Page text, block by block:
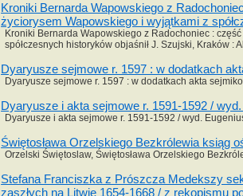
Kroniki Bernarda Wapowskiego z
życiorysem Wapowskiego i wyjątkami z
Kroniki Bernarda Wapowskiego z Radochoniec :
spółczesnych historyków objaśnił J. Szujski, Kraków :
Dyaryusze sejmowe r. 1597 : w dodatkach
Dyaryusze sejmowe r. 1597 : w dodatkach akta
Dyaryusze i akta sejmowe r. 1591-1592 /
Dyaryusze i akta sejmowe r. 1591-1592 / wyd.
Świętosława Orzelskiego Bezkrólewia ksiąg
Orzelski Świętoslaw, Świętosława Orzelskiego
Stefana Franciszka z Prószcza Medekszy
zaszłych na Litwie 1654-1668 / z rękopismu